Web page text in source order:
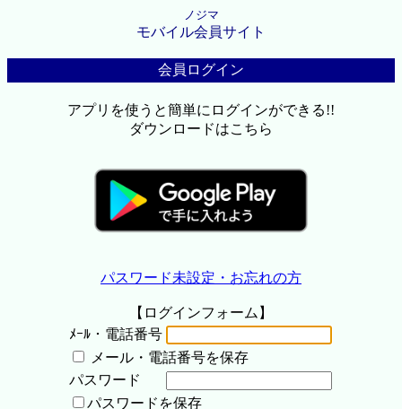
ノジマ
モバイル会員サイト
会員ログイン
アプリを使うと簡単にログインができる!!
ダウンロードはこちら
パスワード未設定・お忘れの方
【ログインフォーム】
ﾒｰﾙ・電話番号
メール・電話番号を保存
パスワード
パスワードを保存